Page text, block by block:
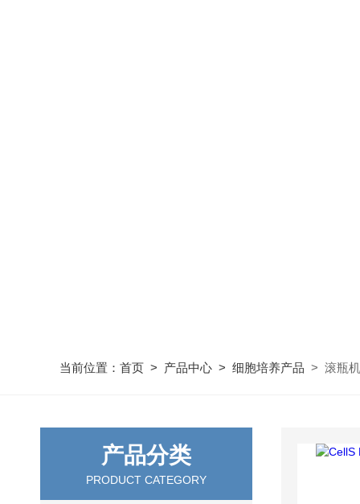
当前位置： 首页 > 产品中心 > 细胞培养产品 > 滚瓶机
产品分类
PRODUCT CATEGORY